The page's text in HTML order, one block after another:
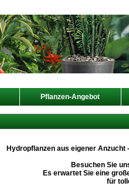
Pflanzen-Angebot
Hydropflanzen aus eigener
Besuchen Sie
Es erwartet Sie eine
für